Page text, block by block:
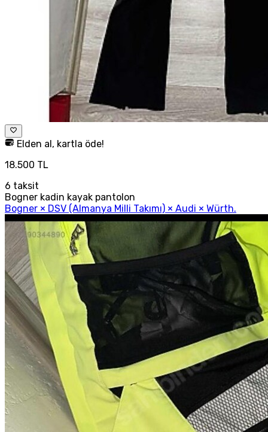
Elden al, kartla öde!
18.500 TL
6 taksit
Bogner kadin kayak pantolon
Bogner × DSV (Almanya Milli Takımı) × Audi × Würth.